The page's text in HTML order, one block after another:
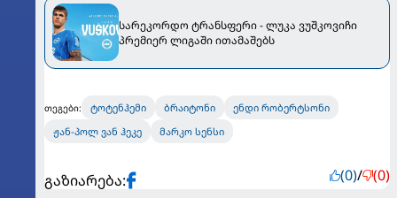
სარეკორდო ტრანსფერი - ლუკა ვუშკოვიჩი
პრემიერ ლიგაში ითამაშებს
თეგები: ტოტენჰემი ბრაიტონი
ენდი რობერტსონი
ჟან-პოლ ვან ჰეკე
მარკო სენსი
გაზიარება: (0)/ (0)